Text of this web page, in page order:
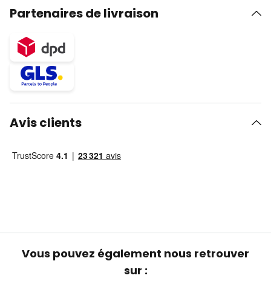
Partenaires de livraison
Avis clients
Vous pouvez également nous retrouver
sur :